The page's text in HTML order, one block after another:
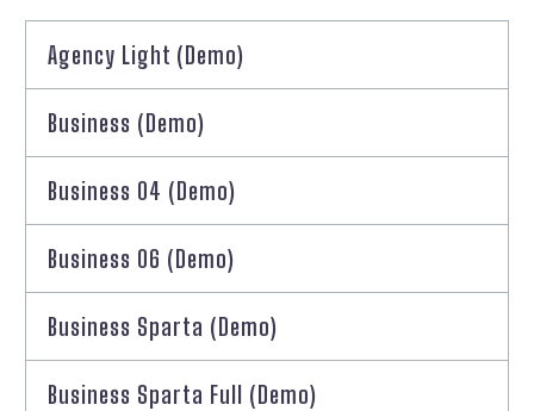
Agency Light (Demo)
Business (Demo)
Business 04 (Demo)
Business 06 (Demo)
Business Sparta (Demo)
Business Sparta Full (Demo)